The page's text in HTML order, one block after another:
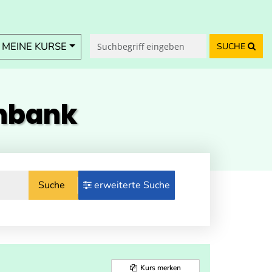
KURSE SUCHE
Suche erweiterte Suche
Kurs merken